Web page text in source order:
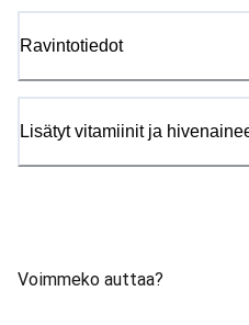
Ravintotiedot
Lisätyt vitamiinit ja
Voimmeko auttaa?